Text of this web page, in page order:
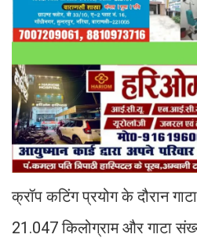
क्रॉप कटिंग प्रयोग के दौरान
21.047 किलोग्राम और गाटा